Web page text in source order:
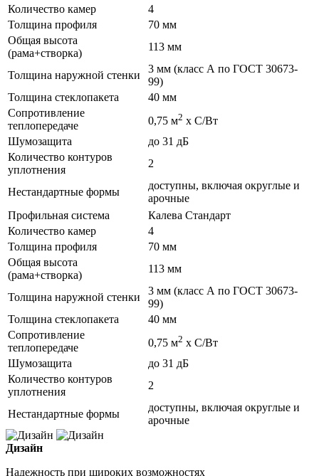
Количество камер
4
Толщина профиля
70 мм
Общая высота
(рама+створка)
113 мм
Толщина наружной стенки
3 мм (класс А по ГОСТ 30673-
99)
Толщина стеклопакета
40 мм
Сопротивление
теплопередаче
0,75 м2 х С/Вт
Шумозащита
до 31 дБ
Количество контуров
уплотнения
2
Нестандартные формы
доступны, включая округлые и
арочные
Профильная система
Калева Стандарт
Количество камер
4
Толщина профиля
70 мм
Общая высота
(рама+створка)
113 мм
Толщина наружной стенки
3 мм (класс А по ГОСТ 30673-
99)
Толщина стеклопакета
40 мм
Сопротивление
теплопередаче
0,75 м2 х С/Вт
Шумозащита
до 31 дБ
Количество контуров
уплотнения
2
Нестандартные формы
доступны, включая округлые и
арочные
Дизайн
Надежность при широких возможностях